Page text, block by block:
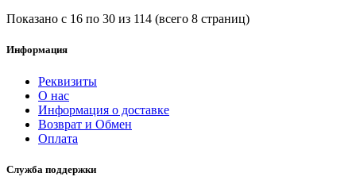
Показано с 16 по 30 из 114 (всего 8 страниц)
Информация
Реквизиты
О нас
Информация о доставке
Возврат и Обмен
Оплата
Служба поддержки